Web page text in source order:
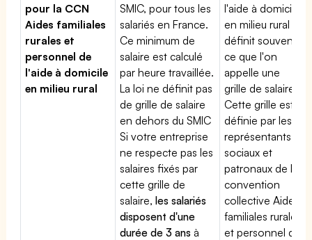
pour la CCN
Aides familiales
rurales et
personnel de
l'aide à domicile
en milieu rural
SMIC, pour tous les
salariés en France.
Ce minimum de
salaire est calculé
par heure travaillée.
La loi ne définit pas
de grille de salaire
en dehors du SMIC
Si votre entreprise
ne respecte pas les
salaires fixés par
cette grille de
salaire,les salariés
disposent d'une
durée de 3 ans à
l'aide à domicile
en milieu rural
définit souvent
ce que l'on
appelle une
grille de salaires.
Cette grille est
définie par les
représentants
sociaux et
patronaux de la
convention
collective Aides
familiales rurales
et personnel de